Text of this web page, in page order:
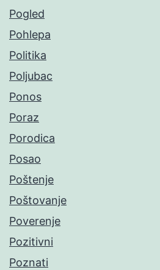
Pogled
Pohlepa
Politika
Poljubac
Ponos
Poraz
Porodica
Posao
Poštenje
Poštovanje
Poverenje
Pozitivni
Poznati